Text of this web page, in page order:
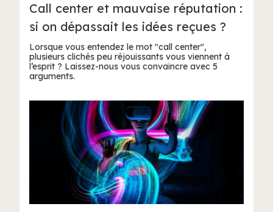
Call center et mauvaise réputation :
si on dépassait les idées reçues ?
Lorsque vous entendez le mot "call center",
plusieurs clichés peu réjouissants vous viennent à
l’esprit ? Laissez-nous vous convaincre avec 5
arguments.